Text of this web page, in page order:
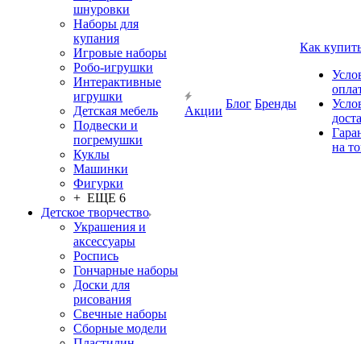
шнуровки
Наборы для
купания
Игровые наборы
Робо-игрушки
Интерактивные
игрушки
Детская мебель
Подвески и
погремушки
Куклы
Машинки
Фигурки
+ ЕЩЕ 6
Детское творчество
Украшения и
аксессуары
Роспись
Гончарные наборы
Доски для
рисования
Свечные наборы
Сборные модели
Акции
Блог Бренды
Как
на